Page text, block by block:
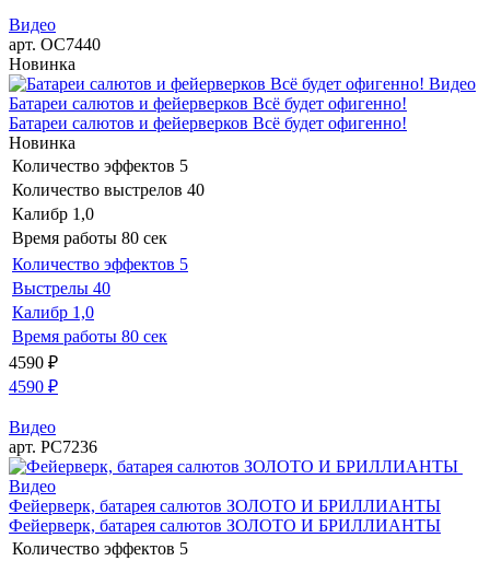
Видео
арт. ОС7440
Новинка
Видео
Батареи салютов и фейерверков Всё будет офигенно!
Батареи салютов и фейерверков Всё будет офигенно!
Новинка
Количество эффектов 5
Количество выстрелов 40
Калибр 1,0
Время работы 80 сек
Количество эффектов 5
Выстрелы 40
Калибр 1,0
Время работы 80 сек
4590 ₽
4590 ₽
Видео
арт. РС7236
Видео
Фейерверк, батарея салютов ЗОЛОТО И БРИЛЛИАНТЫ
Фейерверк, батарея салютов ЗОЛОТО И БРИЛЛИАНТЫ
Количество эффектов 5